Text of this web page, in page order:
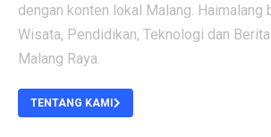
dengan konten lokal Malang. Haimalang
Wisata, Pendidikan, Teknologi dan
Malang Raya.
TENTANG KAMI